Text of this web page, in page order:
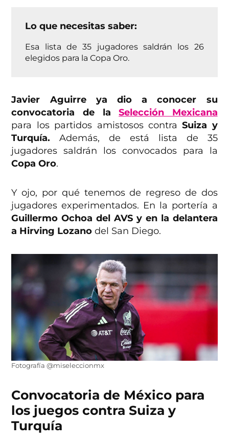
Lo que necesitas saber:
Esa lista de 35 jugadores saldrán los 26
elegidos para la Copa Oro.
Javier Aguirre ya dio a conocer su
convocatoria de laSelección Mexicana
para los partidos amistosos contraSuiza y
Turquía. Además, de está lista de 35
jugadores saldrán los convocados para la
Copa Oro.
Y ojo, por qué tenemos de regreso de dos
jugadores experimentados. En la portería a
Guillermo Ochoa del AVS y en la delantera
a Hirving Lozano del San Diego.
Fotografía @miseleccionmx
Convocatoria de México para
los juegos contra Suiza y
Turquía